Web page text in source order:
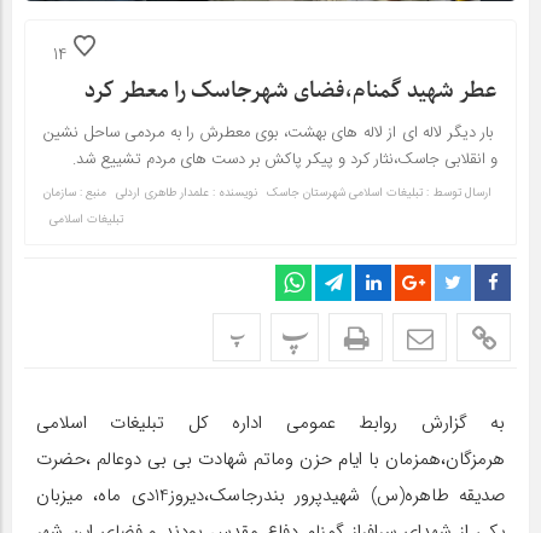
14
عطر شهید گمنام،فضای شهرجاسک را معطر کرد
بار دیگر لاله ای از لاله های بهشت، بوی معطرش را به مردمی ساحل نشین
و انقلابی جاسک،نثار کرد و پیکر پاکش بر دست های مردم تشییع شد.
ارسال توسط : تبلیغات اسلامی شهرستان جاسک نویسنده : علمدار طاهری اردلی منبع : سازمان
تبلیغات اسلامی
پ پ
به گزارش روابط عمومی اداره کل تبلیغات اسلامی
هرمزگان،همزمان با ایام حزن وماتم شهادت بی بی دوعالم ،حضرت
صدیقه طاهره(س) شهیدپرور بندرجاسک،دیروز14دی ماه، میزبان